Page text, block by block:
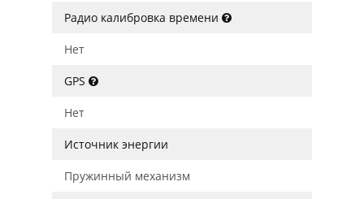
Радио калибровка времени
Нет
GPS
Нет
Источник энергии
Пружинный механизм